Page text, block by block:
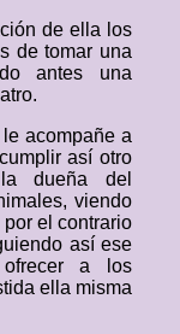
de ella los
de tomar una
antes una
acompañe a
así otro
dueña del
viendo
el contrario
así ese
a los
ella misma